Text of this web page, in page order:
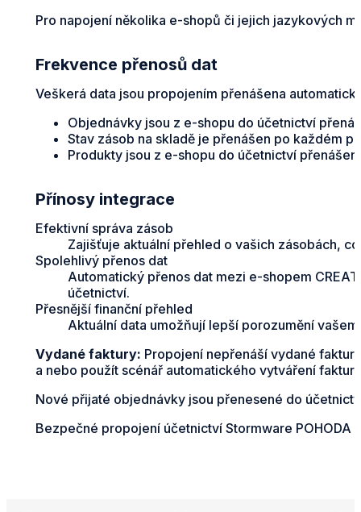
Pro napojení několika e-shopů či jejich jazykových
Frekvence přenosů dat
Veškerá data jsou propojením přenášena
Objednávky jsou z e-shopu do účetnictví
Stav zásob na skladě je přenášen po každém
Produkty jsou z e-shopu do účetnictví
Přínosy integrace
Efektivní správa zásob
Zajišťuje aktuální přehled o vašich zásobách,
Spolehlivý přenos dat
Automatický přenos dat mezi e-shopem
účetnictví.
Přesnější finanční přehled
Aktuální data umožňují lepší porozumění
Vydané faktury: Propojení nepřenáší vydané
a nebo použít scénář automatického vytváření
Nové přijaté objednávky jsou přenesené do
Bezpečné propojení účetnictví Stormware